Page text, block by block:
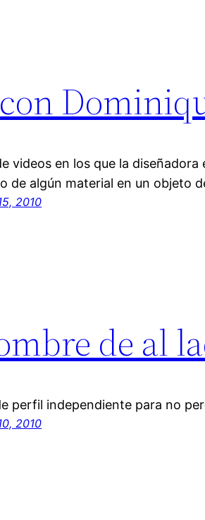
videos en los que la
de algún material en un objeto
2010
de al
perfil independiente para no
2010